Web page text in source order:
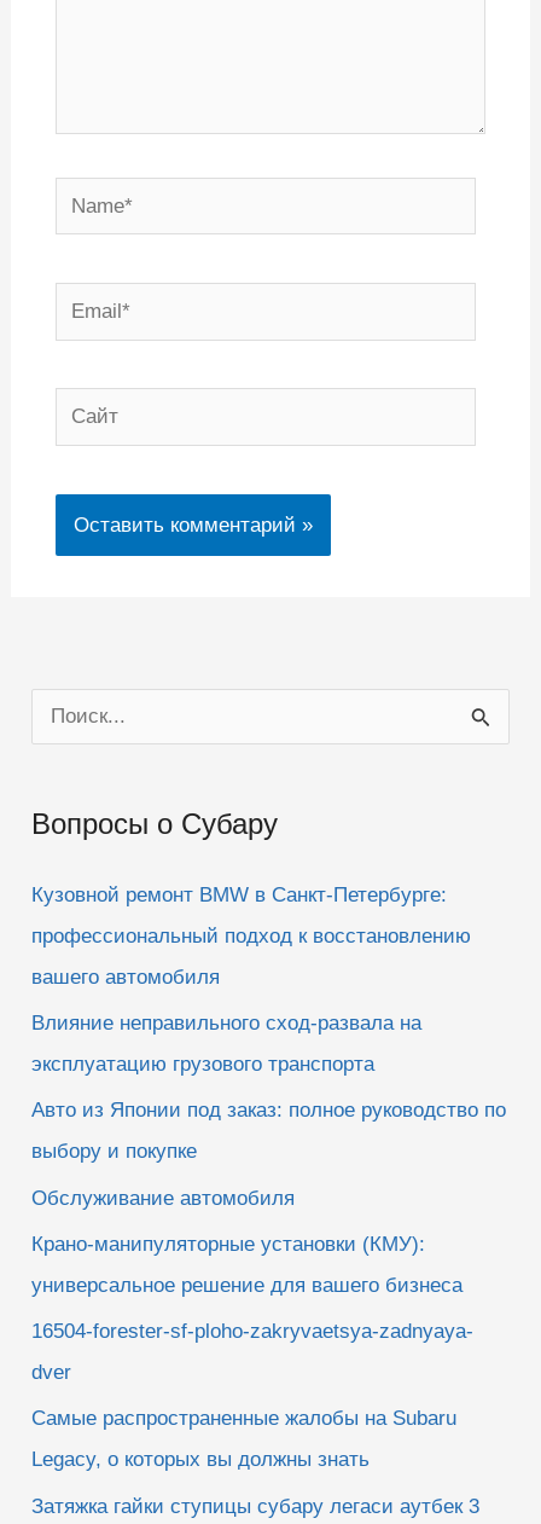
Name*
Email*
Сайт
о
с
Вопросы о Субару
Кузовной ремонт BMW в Санкт-Петербурге:
профессиональный подход к восстановлению
вашего автомобиля
Влияние неправильного сход-развала на
эксплуатацию грузового транспорта
Авто из Японии под заказ: полное руководство по
выбору и покупке
Обслуживание автомобиля
Крано-манипуляторные установки (КМУ):
универсальное решение для вашего бизнеса
16504-forester-sf-ploho-zakryvaetsya-zadnyaya-
dver
Самые распространенные жалобы на Subaru
Legacy, о которых вы должны знать
Затяжка гайки ступицы субару легаси аутбек 3